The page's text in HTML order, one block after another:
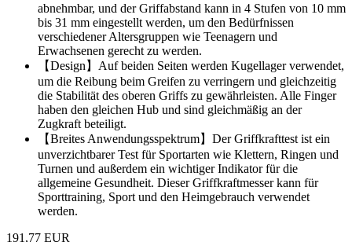
abnehmbar, und der Griffabstand kann in 4 Stufen von 10 mm
bis 31 mm eingestellt werden, um den Bedürfnissen
verschiedener Altersgruppen wie Teenagern und
Erwachsenen gerecht zu werden.
【Design】Auf beiden Seiten werden Kugellager verwendet,
um die Reibung beim Greifen zu verringern und gleichzeitig
die Stabilität des oberen Griffs zu gewährleisten. Alle Finger
haben den gleichen Hub und sind gleichmäßig an der
Zugkraft beteiligt.
【Breites Anwendungsspektrum】Der Griffkrafttest ist ein
unverzichtbarer Test für Sportarten wie Klettern, Ringen und
Turnen und außerdem ein wichtiger Indikator für die
allgemeine Gesundheit. Dieser Griffkraftmesser kann für
Sporttraining, Sport und den Heimgebrauch verwendet
werden.
191,77 EUR